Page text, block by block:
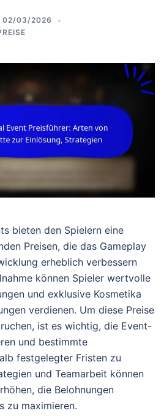
02/03/2026
bieten den Spielern eine
Preisen, die das Gameplay
erheblich verbessern
können Spieler wertvolle
und exklusive Kosmetika
verdienen. Um diese Preise
ist es wichtig, die Event-
und bestimmte
festgelegter Fristen zu
und Teamarbeit können
die Belohnungen
zu maximieren.